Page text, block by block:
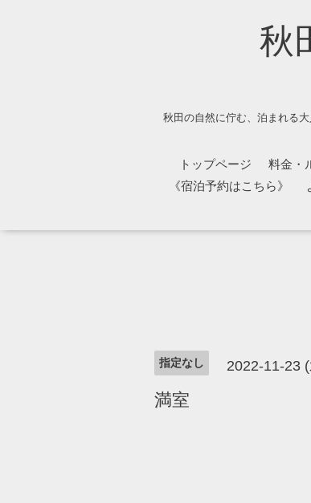
秋
秋田の自然に佇む、泊まれる
トップページ 料金・
《宿泊予約はこちら》
指定なし 2022-11-23
満室